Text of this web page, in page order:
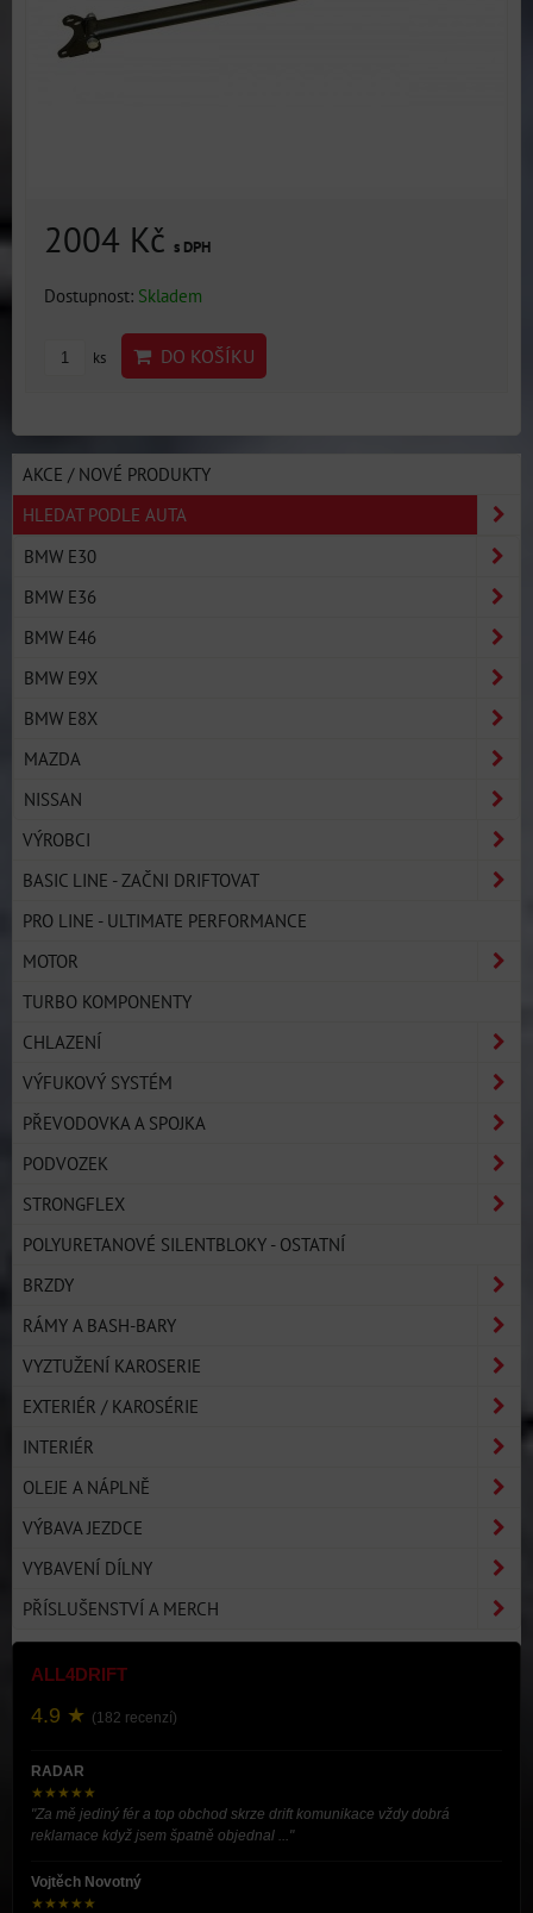
2004 Kč s DPH
Dostupnost: Skladem
ks DO KOŠÍKU
AKCE / NOVÉ PRODUKTY
HLEDAT PODLE AUTA
BMW E30
BMW E36
BMW E46
BMW E9X
BMW E8X
MAZDA
NISSAN
VÝROBCI
BASIC LINE - ZAČNI DRIFTOVAT
PRO LINE - ULTIMATE PERFORMANCE
MOTOR
TURBO KOMPONENTY
CHLAZENÍ
VÝFUKOVÝ SYSTÉM
PŘEVODOVKA A SPOJKA
PODVOZEK
STRONGFLEX
POLYURETANOVÉ SILENTBLOKY - OSTATNÍ
BRZDY
RÁMY A BASH-BARY
VYZTUŽENÍ KAROSERIE
EXTERIÉR / KAROSÉRIE
INTERIÉR
OLEJE A NÁPLNĚ
VÝBAVA JEZDCE
VYBAVENÍ DÍLNY
PŘÍSLUŠENSTVÍ A MERCH
ALL4DRIFT
4.9 ★ (182 recenzí)
RADAR
★★★★★
"Za mě jediný fér a top obchod skrze drift komunikace vždy dobrá
reklamace když jsem špatně objednal ..."
Vojtěch Novotný
★★★★★